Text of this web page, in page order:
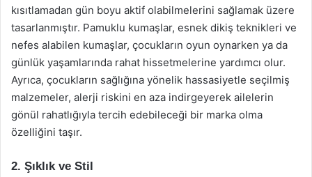
kısıtlamadan gün boyu aktif olabilmelerini sağlamak üzere
tasarlanmıştır. Pamuklu kumaşlar, esnek dikiş teknikleri ve
nefes alabilen kumaşlar, çocukların oyun oynarken ya da
günlük yaşamlarında rahat hissetmelerine yardımcı olur.
Ayrıca, çocukların sağlığına yönelik hassasiyetle seçilmiş
malzemeler, alerji riskini en aza indirgeyerek ailelerin
gönül rahatlığıyla tercih edebileceği bir marka olma
özelliğini taşır.
2. Şıklık ve Stil